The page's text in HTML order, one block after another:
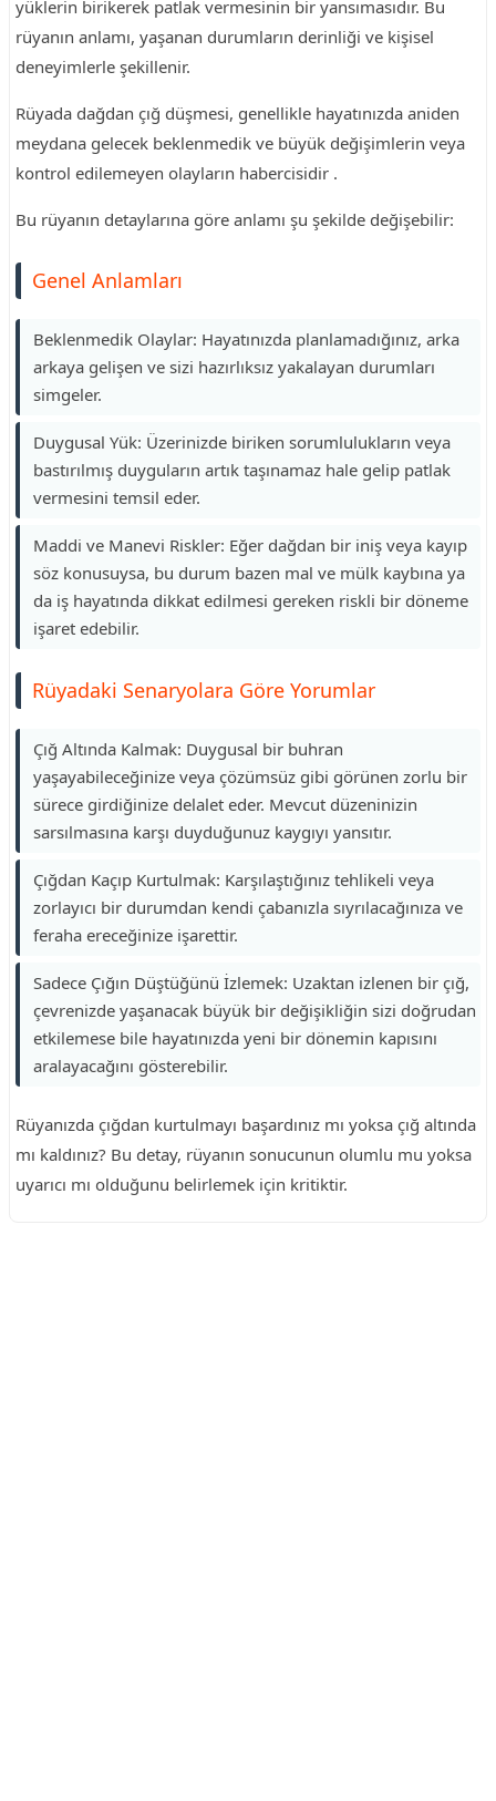
yüklerin birikerek patlak vermesinin bir yansımasıdır. Bu
rüyanın anlamı, yaşanan durumların derinliği ve kişisel
deneyimlerle şekillenir.
Rüyada dağdan çığ düşmesi, genellikle hayatınızda aniden
meydana gelecek beklenmedik ve büyük değişimlerin veya
kontrol edilemeyen olayların habercisidir .
Bu rüyanın detaylarına göre anlamı şu şekilde değişebilir:
Genel Anlamları
Beklenmedik Olaylar: Hayatınızda planlamadığınız, arka
arkaya gelişen ve sizi hazırlıksız yakalayan durumları
simgeler.
Duygusal Yük: Üzerinizde biriken sorumlulukların veya
bastırılmış duyguların artık taşınamaz hale gelip patlak
vermesini temsil eder.
Maddi ve Manevi Riskler: Eğer dağdan bir iniş veya kayıp
söz konusuysa, bu durum bazen mal ve mülk kaybına ya
da iş hayatında dikkat edilmesi gereken riskli bir döneme
işaret edebilir.
Rüyadaki Senaryolara Göre Yorumlar
Çığ Altında Kalmak: Duygusal bir buhran
yaşayabileceğinize veya çözümsüz gibi görünen zorlu bir
sürece girdiğinize delalet eder. Mevcut düzeninizin
sarsılmasına karşı duyduğunuz kaygıyı yansıtır.
Çığdan Kaçıp Kurtulmak: Karşılaştığınız tehlikeli veya
zorlayıcı bir durumdan kendi çabanızla sıyrılacağınıza ve
feraha ereceğinize işarettir.
Sadece Çığın Düştüğünü İzlemek: Uzaktan izlenen bir çığ,
çevrenizde yaşanacak büyük bir değişikliğin sizi doğrudan
etkilemese bile hayatınızda yeni bir dönemin kapısını
aralayacağını gösterebilir.
Rüyanızda çığdan kurtulmayı başardınız mı yoksa çığ altında
mı kaldınız? Bu detay, rüyanın sonucunun olumlu mu yoksa
uyarıcı mı olduğunu belirlemek için kritiktir.